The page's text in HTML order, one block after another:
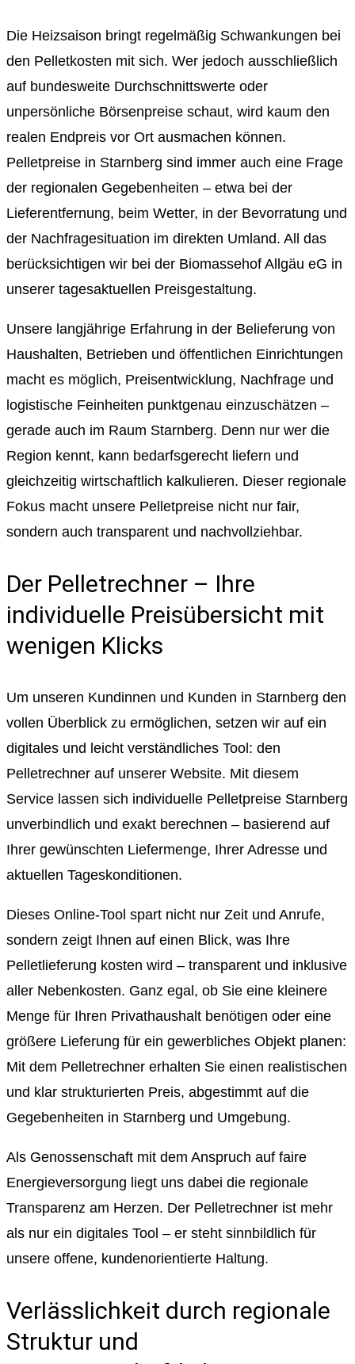
Die Heizsaison bringt regelmäßig Schwankungen bei
den Pelletkosten mit sich. Wer jedoch ausschließlich
auf bundesweite Durchschnittswerte oder
unpersönliche Börsenpreise schaut, wird kaum den
realen Endpreis vor Ort ausmachen können.
Pelletpreise in Starnberg sind immer auch eine Frage
der regionalen Gegebenheiten – etwa bei der
Lieferentfernung, beim Wetter, in der Bevorratung und
der Nachfragesituation im direkten Umland. All das
berücksichtigen wir bei der Biomassehof Allgäu eG in
unserer tagesaktuellen Preisgestaltung.
Unsere langjährige Erfahrung in der Belieferung von
Haushalten, Betrieben und öffentlichen Einrichtungen
macht es möglich, Preisentwicklung, Nachfrage und
logistische Feinheiten punktgenau einzuschätzen –
gerade auch im Raum Starnberg. Denn nur wer die
Region kennt, kann bedarfsgerecht liefern und
gleichzeitig wirtschaftlich kalkulieren. Dieser regionale
Fokus macht unsere Pelletpreise nicht nur fair,
sondern auch transparent und nachvollziehbar.
Der Pelletrechner – Ihre
individuelle Preisübersicht mit
wenigen Klicks
Um unseren Kundinnen und Kunden in Starnberg den
vollen Überblick zu ermöglichen, setzen wir auf ein
digitales und leicht verständliches Tool: den
Pelletrechner auf unserer Website. Mit diesem
Service lassen sich individuelle Pelletpreise Starnberg
unverbindlich und exakt berechnen – basierend auf
Ihrer gewünschten Liefermenge, Ihrer Adresse und
aktuellen Tageskonditionen.
Dieses Online-Tool spart nicht nur Zeit und Anrufe,
sondern zeigt Ihnen auf einen Blick, was Ihre
Pelletlieferung kosten wird – transparent und inklusive
aller Nebenkosten. Ganz egal, ob Sie eine kleinere
Menge für Ihren Privathaushalt benötigen oder eine
größere Lieferung für ein gewerbliches Objekt planen:
Mit dem Pelletrechner erhalten Sie einen realistischen
und klar strukturierten Preis, abgestimmt auf die
Gegebenheiten in Starnberg und Umgebung.
Als Genossenschaft mit dem Anspruch auf faire
Energieversorgung liegt uns dabei die regionale
Transparenz am Herzen. Der Pelletrechner ist mehr
als nur ein digitales Tool – er steht sinnbildlich für
unsere offene, kundenorientierte Haltung.
Verlässlichkeit durch regionale
Struktur und